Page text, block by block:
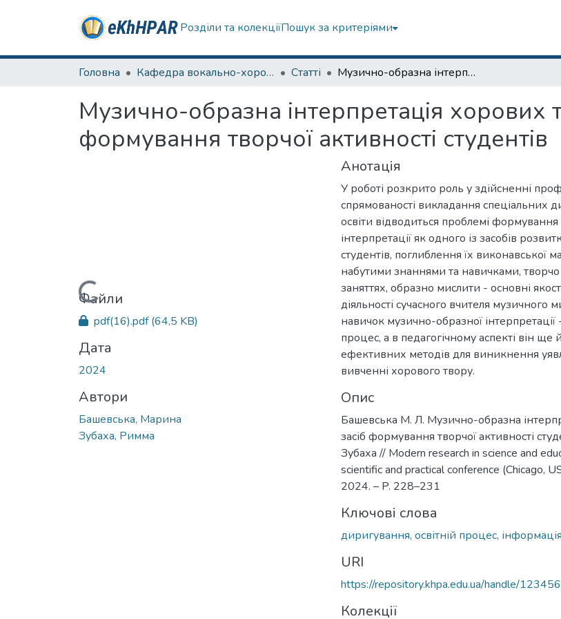
Розділи та колекціїПошук за критеріями
Головна Кафедра вокально-хорової підготовки вчителя Статті Музично-образна інтерпретація хорових творів як засіб формування творчої активності студентів
Музично-образна інтерпретація хорових
формування творчої активності студентів
Вантажиться...
Файли
pdf(16).pdf(64,5 KB)
Дата
2024
Автори
Башевська, Марина
Зубаха, Римма
Анотація
У роботі розкрито роль у здійсненні
спрямованості викладання спеціальних
освіти відводиться проблемі
інтерпретації як одного із засобів
студентів, поглиблення їх виконавської
набутими знаннями та навичками, творчо
заняттях, образно мислити - основні
діяльності сучасного вчителя
навичок музично-образної
процес, а в педагогічному аспекті він ще
ефективних методів для виникнення
вивченні хорового твору.
Опис
Башевська М. Л. Музично-образна
засіб формування творчої активності
Зубаха // Modern research in science and
scientific and practical conference (Chicago,
2024. – P. 228–231
Ключові слова
диригування, освітній процес, інформація
URI
https://repository.khpa.edu.ua/handle/
Колекції